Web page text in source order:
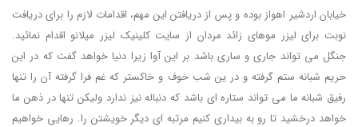
خیابان اردشیر اهواز بوده و پس از دریافتن این مهم، اقدامات لازم را برای دریافت
نوبت برای لیزر موهای زائد مردان از سایت کلینیک لیزر میلانو اقدام نمائید.
جنگل می تواند جاری و ساری باشد بر این آوا زیرا دنیا خواهد گفت که در این
حریم شبانه ستم گرفته و در ین شب خوف و خاکستر که غم فرا گرفته آن را تنها
رفیق شبانه ما می تواند ستاره ای باشد که دنباله نیز ندارد ولیکن تنها در ذهن ما
خواهد درخشید تا رو به بیداری کنیم مرتبه ای دیگر خویشتن را. رهایی خواهیم